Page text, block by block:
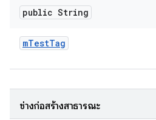
public String
mTestTag
ช่างก่อสร้างสาธารณะ